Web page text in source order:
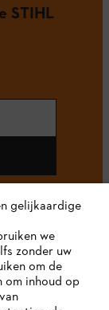
STIHL
gelijkaardige
we
zonder uw
om de
inhoud op